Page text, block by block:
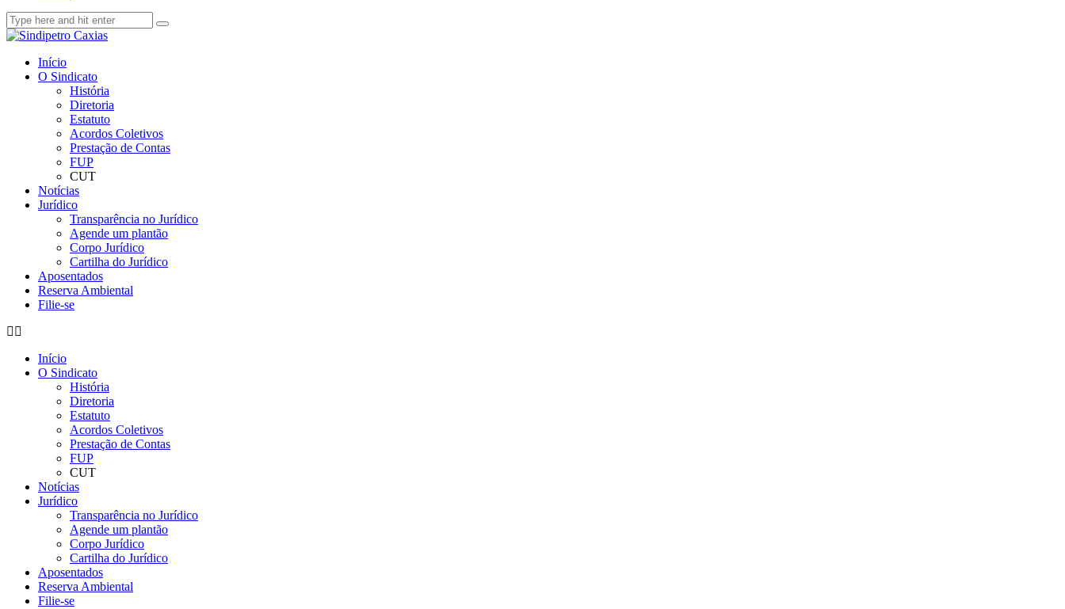
Início
O Sindicato
História
Diretoria
Estatuto
Acordos Coletivos
Prestação de Contas
FUP
CUT
Notícias
Jurídico
Transparência no Jurídico
Agende um plantão
Corpo Jurídico
Cartilha do Jurídico
Aposentados
Reserva Ambiental
Filie-se
Início
O Sindicato
História
Diretoria
Estatuto
Acordos Coletivos
Prestação de Contas
FUP
CUT
Notícias
Jurídico
Transparência no Jurídico
Agende um plantão
Corpo Jurídico
Cartilha do Jurídico
Aposentados
Reserva Ambiental
Filie-se